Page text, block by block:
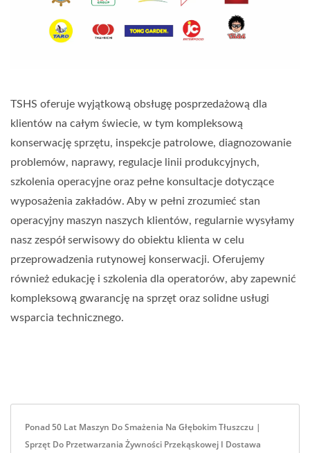
TSHS oferuje wyjątkową obsługę posprzedażową dla
klientów na całym świecie, w tym kompleksową
konserwację sprzętu, inspekcje patrolowe, diagnozowanie
problemów, naprawy, regulacje linii produkcyjnych,
szkolenia operacyjne oraz pełne konsultacje dotyczące
wyposażenia zakładów. Aby w pełni zrozumieć stan
operacyjny maszyn naszych klientów, regularnie wysyłamy
nasz zespół serwisowy do obiektu klienta w celu
przeprowadzenia rutynowej konserwacji. Oferujemy
również edukację i szkolenia dla operatorów, aby zapewnić
kompleksową gwarancję na sprzęt oraz solidne usługi
wsparcia technicznego.
Ponad 50 Lat Maszyn Do Smażenia Na Głębokim Tłuszczu |
Sprzęt Do Przetwarzania Żywności Przekąskowej I Dostawa